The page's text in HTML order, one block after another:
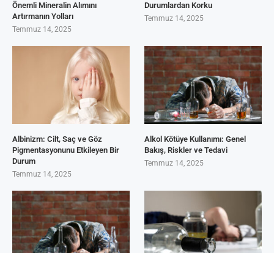
Önemli Mineralin Alımını
Artırmanın Yolları
Temmuz 14, 2025
Durumlardan Korku
Temmuz 14, 2025
Albinizm: Cilt, Saç ve Göz
Pigmentasyonunu Etkileyen Bir
Durum
Temmuz 14, 2025
Alkol Kötüye Kullanımı: Genel
Bakış, Riskler ve Tedavi
Temmuz 14, 2025